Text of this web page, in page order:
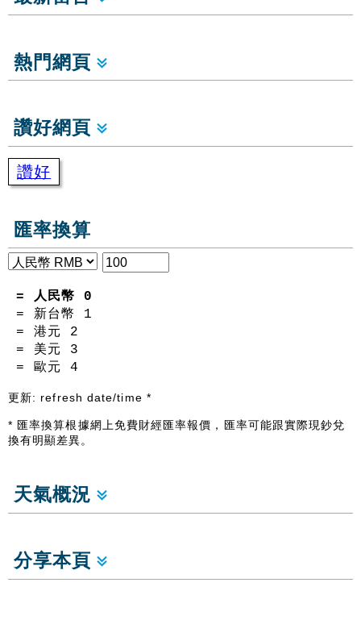
熱門網頁
讚好網頁
讚好
匯率換算
= 人民幣 0
= 新台幣 1
= 港元 2
= 美元 3
= 歐元4
更新: refresh date/time *
* 匯率換算根據網上免費財經匯率報價，匯率可能跟實際現鈔兌
換有明顯差異。
天氣概況
分享本頁